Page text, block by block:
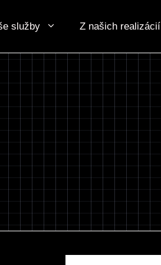
služby Z našich realizácií